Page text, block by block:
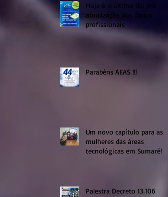
Hoje é o último dia pra
atualização dos dados
profissionais
Parabéns AEAS !!!
Um novo capítulo para as
mulheres das áreas
tecnológicas em Sumaré!
Palestra Decreto 13.106